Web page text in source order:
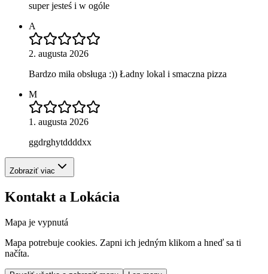
super jesteś i w ogóle
A
2. augusta 2026
Bardzo miła obsługa :)) Ładny lokal i smaczna pizza
M
1. augusta 2026
ggdrghytddddxx
Zobraziť viac
Kontakt a Lokácia
Mapa je vypnutá
Mapa potrebuje cookies. Zapni ich jedným klikom a hneď sa ti
načíta.